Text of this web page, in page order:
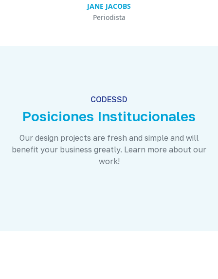
JANE JACOBS
Periodista
CODESSD
Posiciones Institucionales
Our design projects are fresh and simple and will
benefit your business greatly. Learn more about our
work!